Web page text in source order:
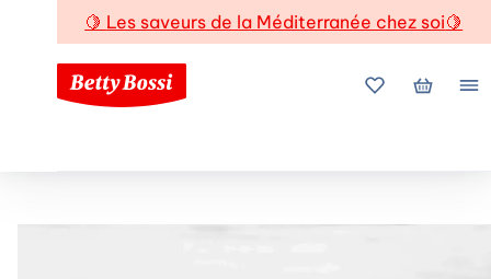
🍋 Les saveurs de la Méditerranée chez soi🍋
Mes favoris
Mon